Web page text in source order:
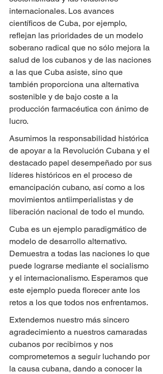
internacionales. Los avances
científicos de Cuba, por ejemplo,
reflejan las prioridades de un modelo
soberano radical que no sólo mejora la
salud de los cubanos y de las naciones
a las que Cuba asiste, sino que
también proporciona una alternativa
sostenible y de bajo coste a la
producción farmacéutica con ánimo de
lucro.
Asumimos la responsabilidad histórica
de apoyar a la Revolución Cubana y el
destacado papel desempeñado por sus
líderes históricos en el proceso de
emancipación cubano, así como a los
movimientos antiimperialistas y de
liberación nacional de todo el mundo.
Cuba es un ejemplo paradigmático de
modelo de desarrollo alternativo.
Demuestra a todas las naciones lo que
puede lograrse mediante el socialismo
y el internacionalismo. Esperamos que
este ejemplo pueda florecer ante los
retos a los que todos nos enfrentamos.
Extendemos nuestro más sincero
agradecimiento a nuestros camaradas
cubanos por recibirnos y nos
comprometemos a seguir luchando por
la causa cubana, dando a conocer la